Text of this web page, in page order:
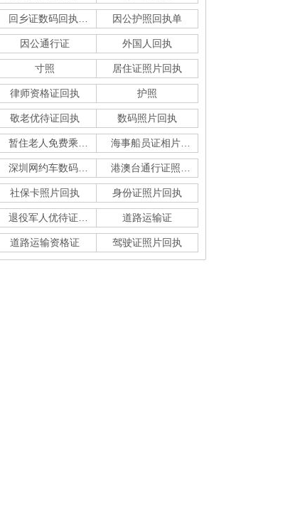
因公护照回执单
因公通行证 外国人回执
寸照 居住证照片回执
律师资格证回执 护照
敬老优待证回执 数码照片回执
海事船员证相片采集
社保卡照片回执 身份证照片回执
道路运输证
道路运输资格证 驾驶证照片回执